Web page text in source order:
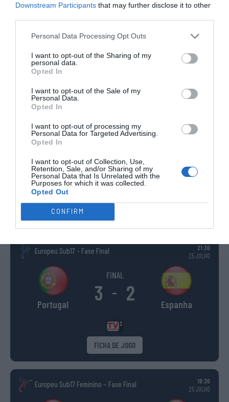
Downstream Participants that may further disclose it to other
Personal Data Processing Opt Outs
I want to opt-out of the Sharing of my
personal data.
Opted In
I want to opt-out of the Sale of my
Personal Data.
Opted In
I want to opt-out of processing my
Personal Data for Targeted Advertising.
Opted In
I want to opt-out of Collection, Use,
Retention, Sale, and/or Sharing of my
Personal Data that Is Unrelated with the
Purposes for which it was collected.
Opted Out
CONFIRM
SUB-23 SUB-19 SUB-17 SUB-15 SUB-13
TORNEIOS 3x3 MASCULINO MASTERS
NACIONAIS
COMPETIÇÕES INTERNACIONAIS
WSE MEN
WSE WOMEN
ESPANHA ITÁLIA FRANÇA ALEMANHA
TODAS AS COMPETIÇÕES
Europeu Sub17 - Fase Final
21:30
25 JULHO
Portugal
FINAL
3 - 2 Espanha
FICHA DE JOGO
Europeu Sub17 Feminino – Fase Final
19:30
25 JULHO